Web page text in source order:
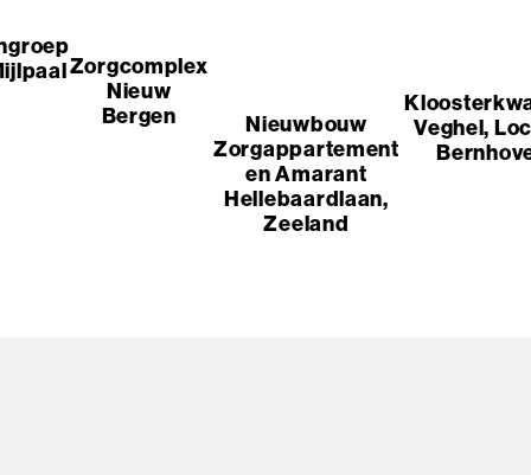
Zorgcomplex
Nieuw
Bergen
Nieuwbouw
Zorgappartement
En Amarant
Hellebaardlaan,
Zeeland
Veghel,